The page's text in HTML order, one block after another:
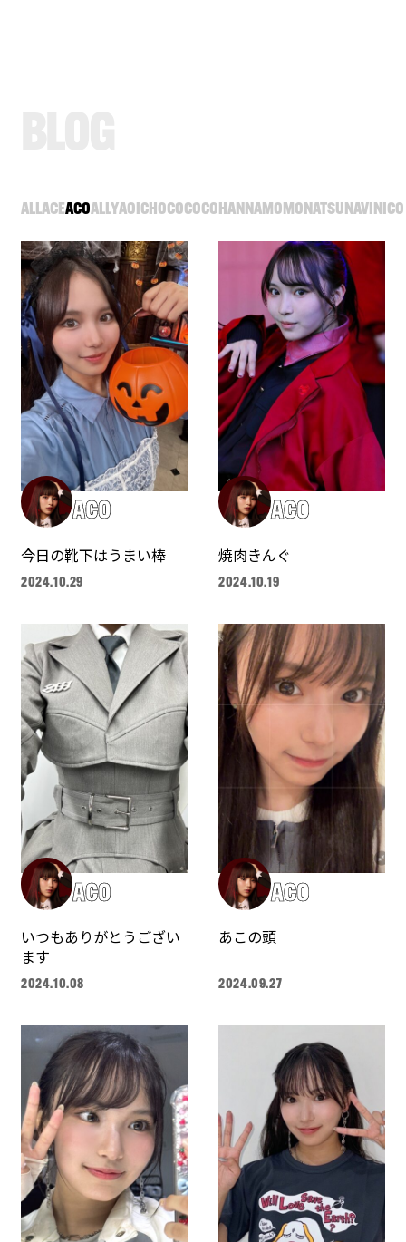
ALLACEACOALLYAOICHOCOCOCOHANNAMOMONATSUNAVINICO
ACO
今日の靴下はうまい棒
2024.10.29
ACO
焼肉きんぐ
2024.10.19
ACO
いつもありがとうござい
ます
2024.10.08
ACO
あこの頭
2024.09.27